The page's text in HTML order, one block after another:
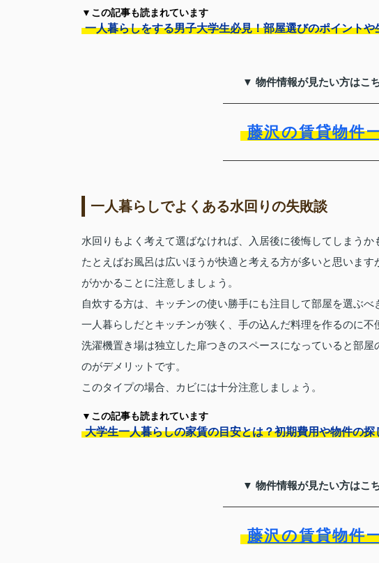
▼この記事も読まれています
一人暮らしをする男子大学生必見！部屋選びのポイントや
▼ 物件情報が見たい方はこ
藤沢の賃貸物件
一人暮らしでよくある水回りの失敗談
水回りもよく考えて選ばなければ、入居後に後悔してしまうか
たとえばお風呂は広いほうが快適と考える方が多いと思いま
がかかることに注意しましょう。
自炊する方は、キッチンの使い勝手にも注目して部屋を選ぶべ
一人暮らしだとキッチンが狭く、手の込んだ料理を作るのに不
洗濯機置き場は独立した扉つきのスペースになっていると部
のがデメリットです。
このタイプの場合、カビには十分注意しましょう。
▼この記事も読まれています
大学生一人暮らしの家賃の目安とは？初期費用や物件の探
▼ 物件情報が見たい方はこ
藤沢の賃貸物件